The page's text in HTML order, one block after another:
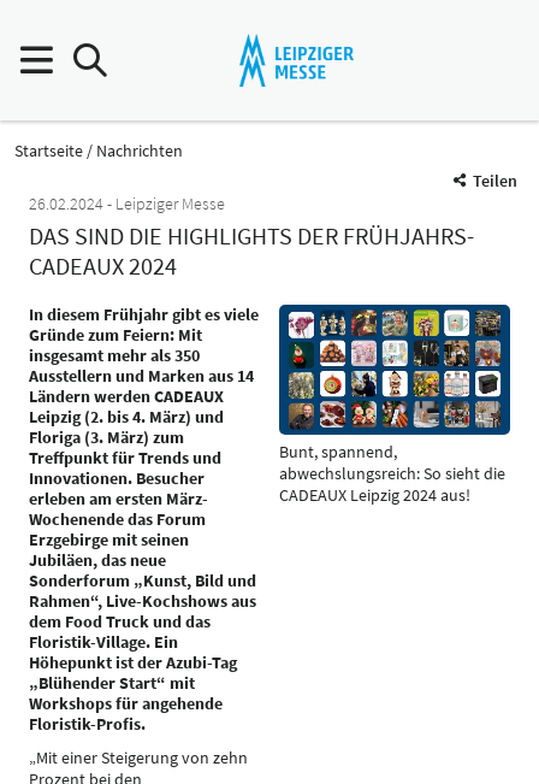
Startseite
Nachrichten
Teilen
26.02.2024
Leipziger Messe
DAS SIND DIE HIGHLIGHTS DER FRÜHJAHRS-
CADEAUX 2024
In diesem Frühjahr gibt es viele
Gründe zum Feiern: Mit
insgesamt mehr als 350
Ausstellern und Marken aus 14
Ländern werden CADEAUX
Leipzig (2. bis 4. März) und
Floriga (3. März) zum
Treffpunkt für Trends und
Innovationen. Besucher
erleben am ersten März-
Wochenende das Forum
Erzgebirge mit seinen
Jubiläen, das neue
Sonderforum „Kunst, Bild und
Rahmen“, Live-Kochshows aus
dem Food Truck und das
Floristik-Village. Ein
Höhepunkt ist der Azubi-Tag
„Blühender Start“ mit
Workshops für angehende
Floristik-Profis.
„Mit einer Steigerung von zehn
Prozent bei den
Bunt, spannend,
abwechslungsreich: So sieht die
CADEAUX Leipzig 2024 aus!